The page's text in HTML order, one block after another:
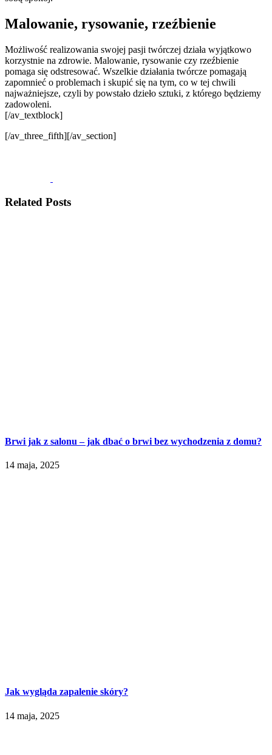
Malowanie, rysowanie, rzeźbienie
Możliwość realizowania swojej pasji twórczej działa wyjątkowo
korzystnie na zdrowie. Malowanie, rysowanie czy rzeźbienie
pomaga się odstresować. Wszelkie działania twórcze pomagają
zapomnieć o problemach i skupić się na tym, co w tej chwili
najważniejsze, czyli by powstało dzieło sztuki, z którego będziemy
zadowoleni.
[/av_textblock]
[/av_three_fifth][/av_section]
Related Posts
Brwi jak z salonu – jak dbać o brwi bez wychodzenia z domu?
14 maja, 2025
Jak wygląda zapalenie skóry?
14 maja, 2025